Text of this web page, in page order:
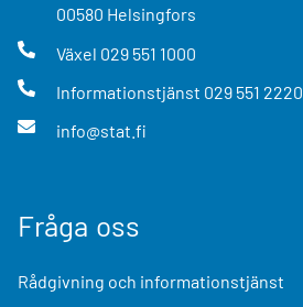
00580 Helsingfors
Växel 029 551 1000
Informationstjänst 029 551 2220
info@stat.fi
Fråga oss
Rådgivning och informationstjänst